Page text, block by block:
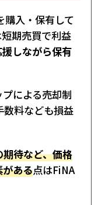
購入・保有して
期売買で利益
しながら保有
による売却制
数料なども損益
待など、価格
ある点はFiNA